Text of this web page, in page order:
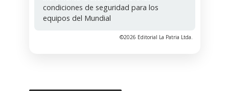
condiciones de seguridad para los
equipos del Mundial
©2026 Editorial La Patria Ltda.